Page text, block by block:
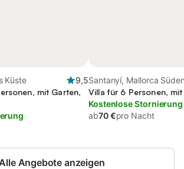
Küste
9,5
mit Garten,
Santanyí, Mallorca
Villa für 6 Personen,
Kostenlose Stornierung
ab70 €pro Nacht
Angebote anzeigen